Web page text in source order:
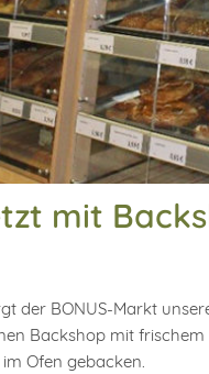
mit
der BONUS-Markt
Backshop mit
Ofen gebacken.